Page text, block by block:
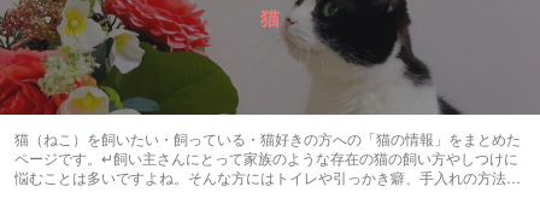
猫
猫（ねこ）を飼いたい・飼っている・猫好きの方への「猫の情報」をまとめた
ページです。↵飼い主さんにとって家族のような存在の猫の飼い方やしつけに
悩むことは多いですよね。そんな方にはトイレや引っかき癖、手入れの方法か